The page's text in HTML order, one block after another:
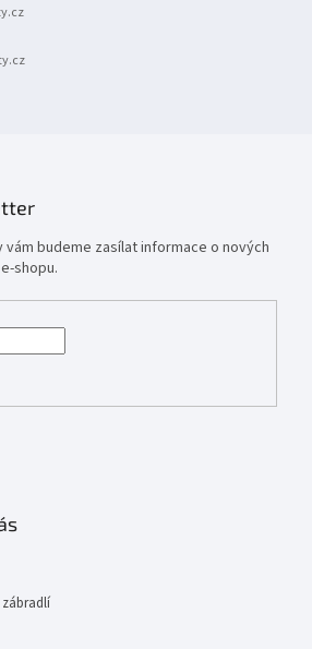
vám budeme zasílat informace o nových
shopu.
zábradlí